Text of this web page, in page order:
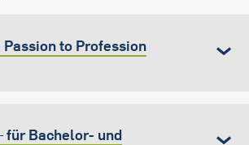
to Profession
für Bachelor- und